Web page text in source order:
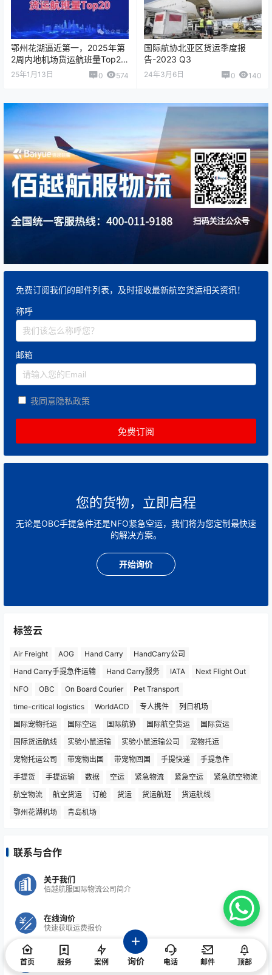
鄂州花湖逼近第一，2025年第
2周内地机场货运航班量Top20
出炉
25年1月13日 0 574
国际航协北亚区货运季度报
告-2023 Q3
24年3月6日 0 140
免费订阅我们的邮件列表，及时接收最新航空货运相关资讯！
称呼
邮箱
我同意隐私政策
您的货物，立即启程
无论是OBC手提急件还是NFO紧急空运，我们将为您定制最快速
的解决方案。
开始询价
标签云
Air Freight AOG Hand Carry
HandCarry公司
Hand Carry手提急件运输
Hand Carry服务 IATA
Next Flight Out
NFO
OBC On Board Courier
Pet Transport
time-critical logistics
WorldACD 专人携件
列日机场
国际宠物托运
国际空运 国际航协 国际航空货运
国际货运
国际货运航线
实验小鼠运输 实验小鼠运输公司
宠物托运
宠物托运公司
带宠物出国 带宠物回国 手提快递
手提急件
手提货
手提运输 数据 空运 紧急物流 紧急空运
紧急航空物流
航空物流
航空货运 订舱 货运 货运航班
货运航线
鄂州花湖机场
青岛机场
联系与合作
关于我们
佰越航服国际物流公司简介
在线询价
快速获取运费报价
服务热线
官方客户电话：400-011-9188
首页 服务 案例 询价 电话 邮件 顶部